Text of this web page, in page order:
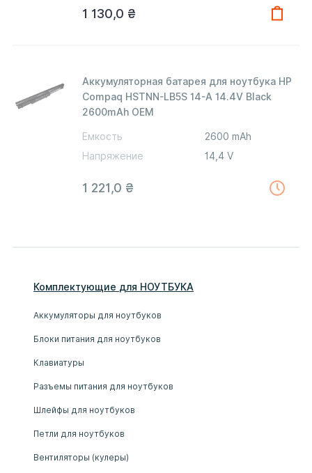
1 130,0 ₴
Аккумуляторная батарея для ноутбука HP
Compaq HSTNN-LB5S 14-A 14.4V Black
2600mAh OEM
Емкость
2600 mAh
Напряжение
14,4 V
1 221,0 ₴
Комплектующие для НОУТБУКА
Аккумуляторы для ноутбуков
Блоки питания для ноутбуков
Клавиатуры
Разъемы питания для ноутбуков
Шлейфы для ноутбуков
Петли для ноутбуков
Вентиляторы (кулеры)